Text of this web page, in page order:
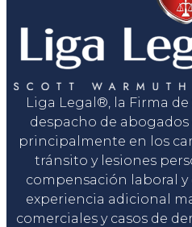
Liga Legal®, la Firma
despacho de
principalmente en los
tránsito y lesiones
compensación laboral
experiencia adicional
comerciales y casos de